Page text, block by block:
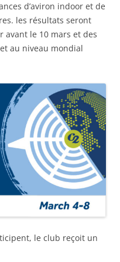
d’aviron indoor et de
les résultats seront
avant le 10 mars et des
au niveau mondial
le club reçoit un